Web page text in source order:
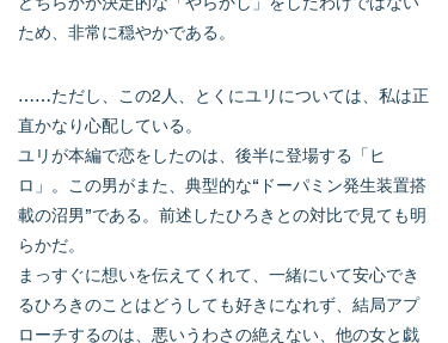
ため、非常に穏やかである。
……ただし、この2人、とくにユリについては、私は正
直かなり心配している。
ユリが本編で恋をしたのは、後半に登場する「ヒ
ロ」。この男がまた、典型的な“ドーパミン発生装置搭
載の沼男”である。前述したひろきとの対比で見ても明
らかだ。
まっすぐに想いを伝えてくれて、一緒にいて安心でき
るひろきのことはどうしても好きになれず、結局アプ
ローチするのは、悪いうわさの絶えない、他の女と戯